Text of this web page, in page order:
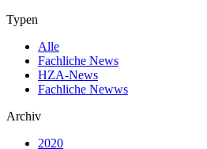
Typen
Alle
Fachliche News
HZA-News
Fachliche Newws
Archiv
2020